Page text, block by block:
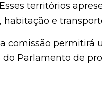
apresentam
permitirá
Parlamento de propor